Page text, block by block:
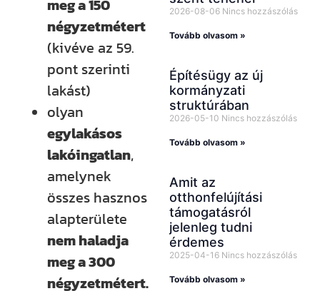
meg a 150
négyzetmétert
(kivéve az 59.
pont szerinti
lakást)
olyan
egylakásos
lakóingatlan,
amelynek
összes hasznos
alapterülete
nem haladja
meg a 300
négyzetmétert.
2026-08-06 Nincs hozzászólás
Tovább olvasom »
Építésügy az új
kormányzati
struktúrában
2026-05-10 Nincs hozzászólás
Tovább olvasom »
Amit az
otthonfelújítási
támogatásról
jelenleg tudni
érdemes
2025-04-16 Nincs hozzászólás
Tovább olvasom »